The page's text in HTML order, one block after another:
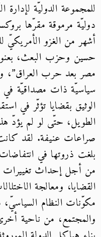
للمجموعة الدوليّة
أشهر من الغزو
حسين وحزب البعث،
مصر بعد حرب العراق”،
سياسيّة ذات مصداقيّة في
الوثيق بقضايا تؤثّر في
الطويل، حتّى لو لم يؤدّ
صراعات عنيفة. لقد
من أجل إحداث تغييرات
القضايا، ومعالجة
مكوّنات النظام السياسيّ،
والمجتمع، من ناحية